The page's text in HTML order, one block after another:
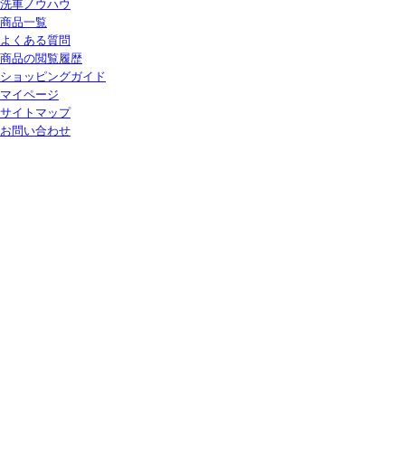
洗車ノウハウ
商品一覧
よくある質問
商品の閲覧履歴
ショッピングガイド
マイページ
サイトマップ
お問い合わせ